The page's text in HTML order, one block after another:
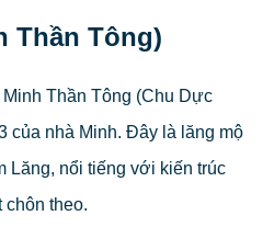
Thần Tông)
Thần Tông (Chu Dực
của nhà Minh. Đây là lăng mộ
Lăng, nổi tiếng với kiến trúc
chôn theo.